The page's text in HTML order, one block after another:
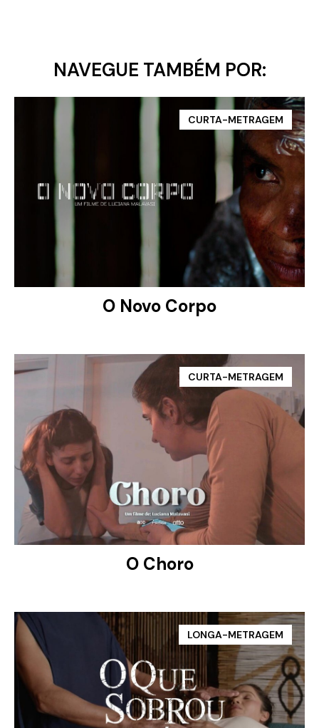
NAVEGUE TAMBÉM POR:
CURTA-METRAGEM
VER PROJETO
O Novo Corpo
CURTA-METRAGEM
VER PROJETO
O Choro
LONGA-METRAGEM
VER PROJETO